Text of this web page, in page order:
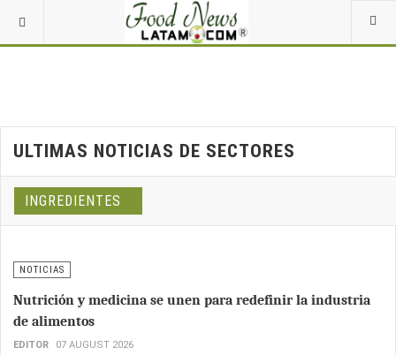
ULTIMAS NOTICIAS DE SECTORES
INGREDIENTES
NOTICIAS
Nutrición y medicina se unen para redefinir la industria
de alimentos
EDITOR 07 AUGUST 2026